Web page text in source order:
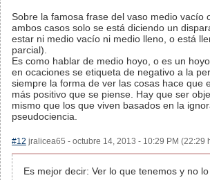
Sobre la famosa frase del vaso medio vacío
ambos casos solo se está diciendo un
estar ni medio vacío ni medio lleno, o está
parcial).
Es como hablar de medio hoyo, o es un
en ocaciones se etiqueta de negativo a la
siempre la forma de ver las cosas hace que
más positivo que se piense. Hay que ser
mismo que los que viven basados en la
pseudociencia.
#12 jralicea65 - octubre 14, 2013 - 10:29 PM (22:29
Es mejor decir: Ver lo que tenemos y no